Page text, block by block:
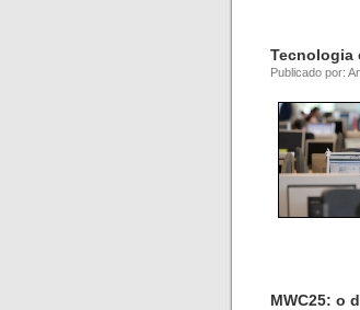
Tecnologia
Publicado por:
MWC25: o